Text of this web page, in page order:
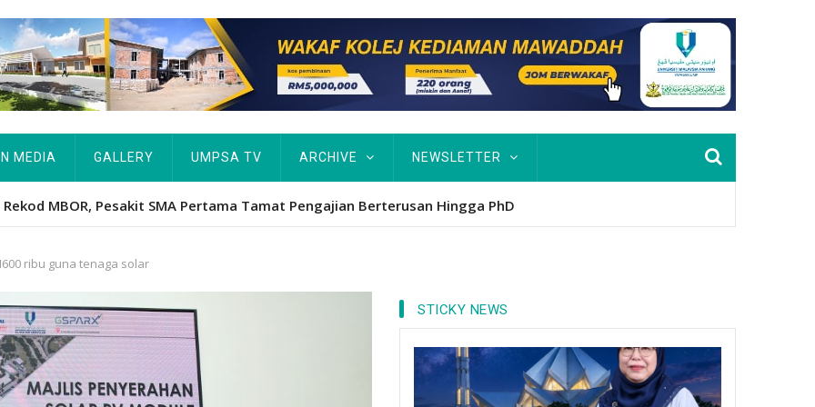
IN MEDIA GALLERY UMPSA TV ARCHIVE NEWSLETTER
MBOR, Pesakit SMA Pertama Tamat Pengajian Berterusan Hingga PhD
ribu guna tenaga solar
STICKY NEWS